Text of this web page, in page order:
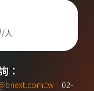
/人
：
｜02-